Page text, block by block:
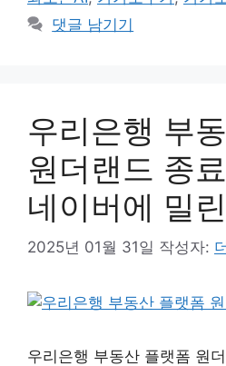
댓글 남기기
우리은행 부
원더랜드 종
네이버에 밀
2025년 01월 31일 작성자:
우리은행 부동산 플랫폼 원